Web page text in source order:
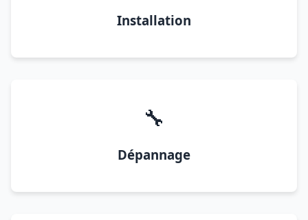
Installation
🔧
Dépannage